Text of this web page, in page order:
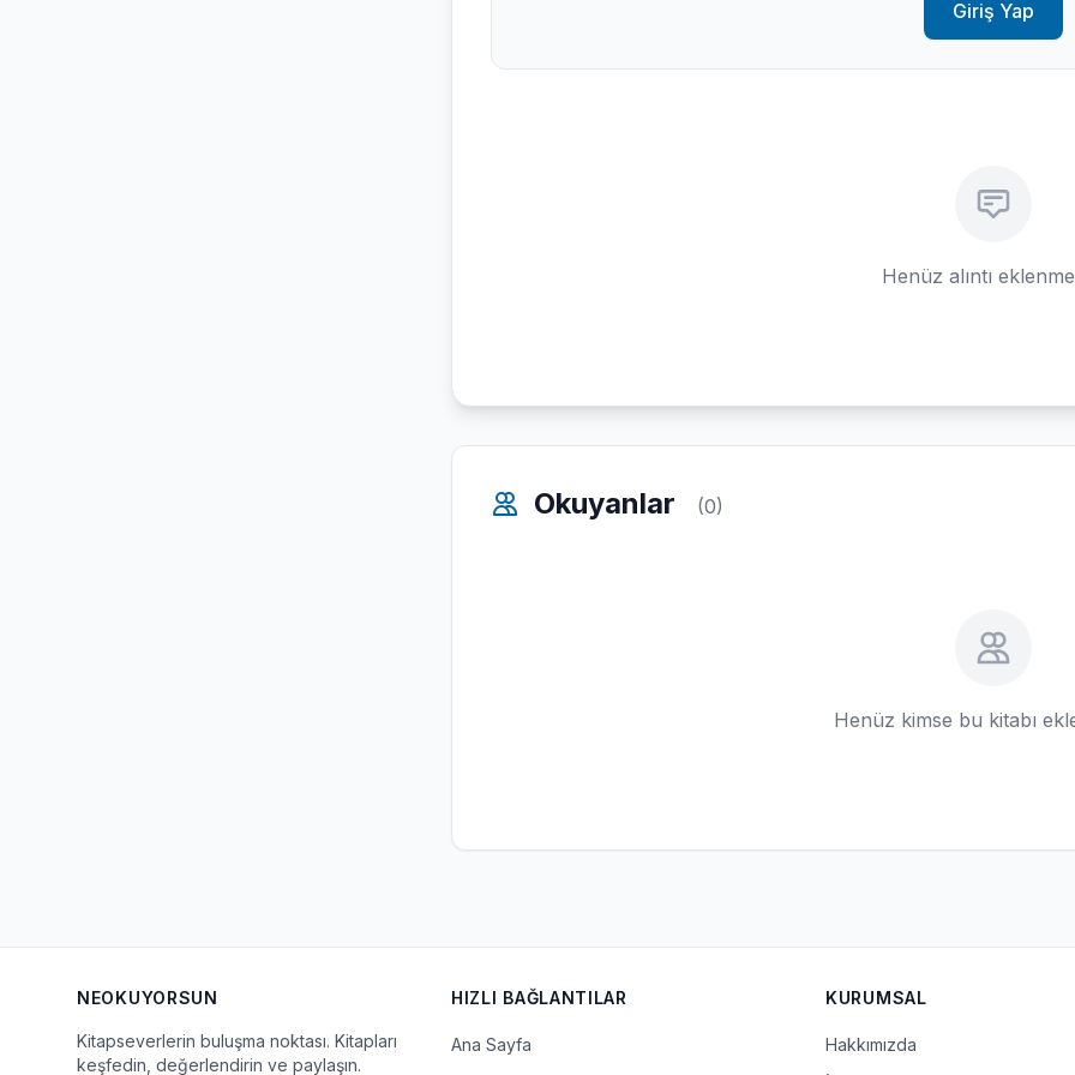
Giriş Yap
Henüz alıntı
Okuyanlar (0)
Henüz kimse bu kitabı
NEOKUYORSUN
Kitapseverlerin buluşma noktası. Kitapları
keşfedin, değerlendirin ve paylaşın.
HIZLI BAĞLANTILAR
Ana Sayfa
KURUMSAL
Hakkımızda